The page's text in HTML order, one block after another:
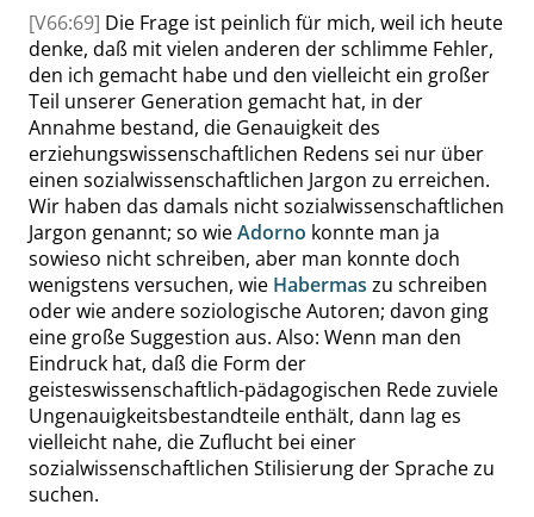
[V66:69] Die Frage ist peinlich für mich, weil ich heute
denke, daß mit vielen anderen der schlimme Fehler,
den ich gemacht habe und den vielleicht ein großer
Teil unserer Generation gemacht hat, in der
Annahme bestand, die Genauigkeit des
erziehungswissenschaftlichen Redens sei nur über
einen sozialwissenschaftlichen Jargon zu erreichen.
Wir haben das damals nicht sozialwissenschaftlichen
Jargon genannt; so wieAdorno konnte man ja
sowieso nicht schreiben, aber man konnte doch
wenigstens versuchen, wie Habermas zu schreiben
oder wie andere soziologische Autoren; davon ging
eine große Suggestion aus. Also: Wenn man den
Eindruck hat, daß die Form der
geisteswissenschaftlich-pädagogischen Redezuviele
Ungenauigkeitsbestandteile enthält, dann lag es
vielleicht nahe, die Zuflucht bei einer
sozialwissenschaftlichen Stilisierung der Sprache zu
suchen.